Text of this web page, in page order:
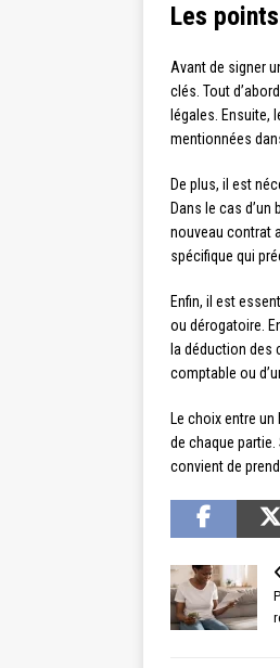
Les
Avant de signer
clés. Tout
légales. Ensuite,
mentionnées
De plus, il est
Dans le cas
nouveau contrat
spécifique qui
Enfin, il est
ou dérogatoire.
la déduction des
comptable ou
Le choix entre
de chaque
convient de